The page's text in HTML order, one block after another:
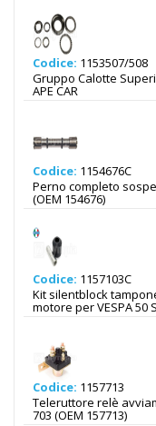
Codice: 1153507/508
Gruppo Calotte
APE CAR
Codice: 1154676C
Perno completo
(OEM 154676)
Codice: 1157103C
Kit silentblock
motore per VESPA 50
Codice: 1157713
Teleruttore relè
703 (OEM 157713)